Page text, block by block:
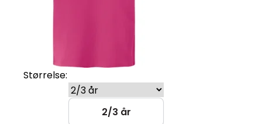
Størrelse:
2/3 år